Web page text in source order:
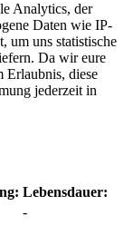
Analytics, der
Daten wie IP-
um uns statistische
Da wir eure
Erlaubnis, diese
jederzeit in
Lebensdauer:
-